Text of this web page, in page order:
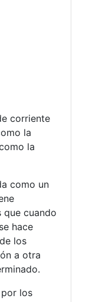
corriente
la
la
como un
que cuando
hace
los
a otra
los